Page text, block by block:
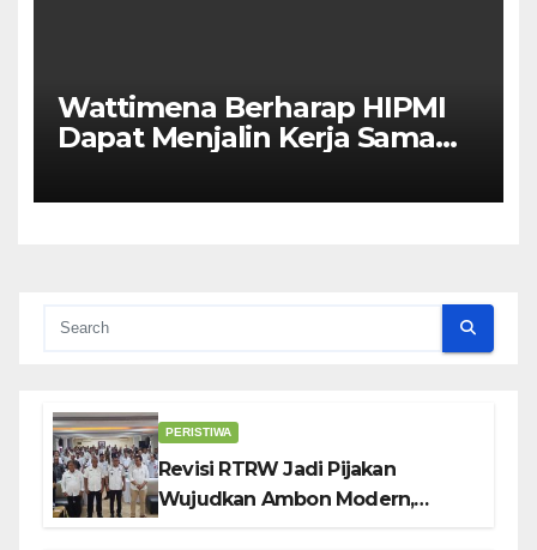
Wattimena Berharap HIPMI
Dapat Menjalin Kerja Sama
Meningkatkan
PERISTIWA
Revisi RTRW Jadi Pijakan
Wujudkan Ambon Modern,